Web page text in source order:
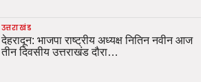
उत्तराखंड
देहरादून: भाजपा राष्ट्रीय अध्यक्ष नितिन नवीन आज
तीन दिवसीय उत्तराखंड दौरा…